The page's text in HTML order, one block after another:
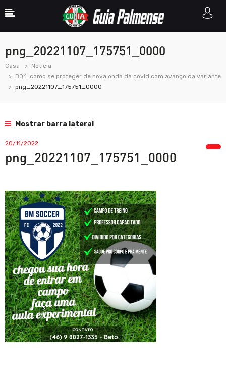
png_20221107_175751_0000
Casa
Noticia
BQ.1: como se proteger de nova onda da covid com avanço da variante
png_20221107_175751_0000
Mostrar barra lateral
20/11/2022
png_20221107_175751_0000